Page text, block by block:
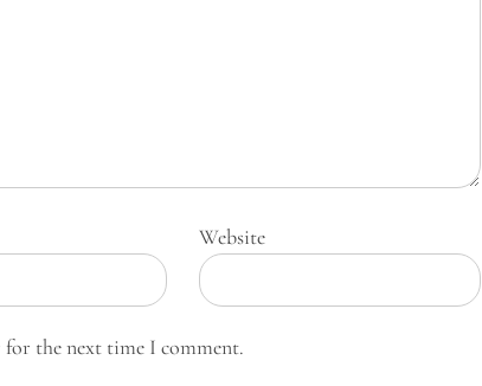
Website
for the next time I comment.